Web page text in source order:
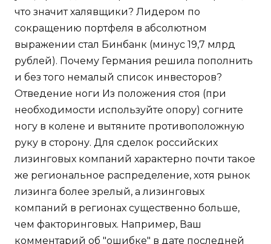
что значит халявщики? Лидером по
сокращению портфеля в абсолютном
выражении стал Бинбанк (минус 19,7 млрд
рублей). Почему Германия решила пополнить
и без того немалый список инвесторов?
Отведение ноги Из положения стоя (при
необходимости используйте опору) согните
ногу в колене и вытяните противоположную
руку в сторону. Для сделок российских
лизинговых компаний характерно почти такое
же региональное распределение, хотя рынок
лизинга более зрелый, а лизинговых
компаний в регионах существенно больше,
чем факторинговых. Например, Ваш
комментарий об "ошибке" в дате последней